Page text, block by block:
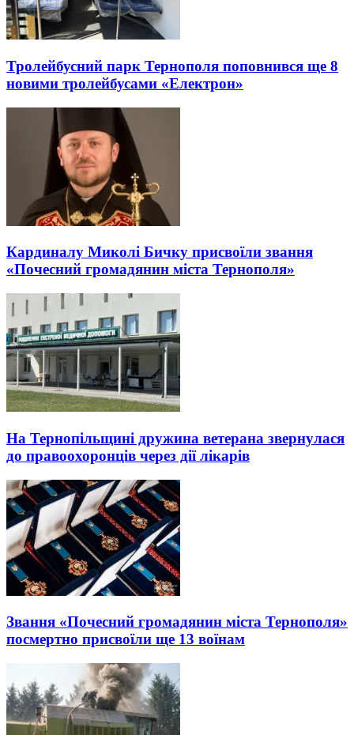
Тролейбусний парк Тернополя поповнився ще 8
новими тролейбусами «Електрон»
Кардиналу Миколі Бичку присвоїли звання
«Почесний громадянин міста Тернополя»
На Тернопільщині дружина ветерана звернулася
до правоохоронців через дії лікарів
Звання «Почесний громадянин міста Тернополя»
посмертно присвоїли ще 13 воїнам